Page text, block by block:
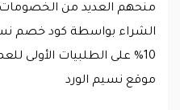
منحهم العديد من الخصومات
الشراء بواسطة كود خصم
10% على الطلبيات الأولى
موقع نسيم الورد